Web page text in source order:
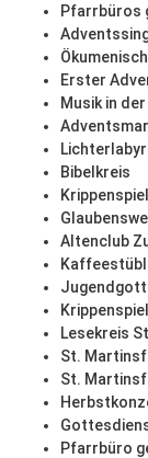
Pfarrbüros
Erster
Musik in
Bibelkreis
Altenclub
Lesekreis
St.
St.
Pfarrbüro